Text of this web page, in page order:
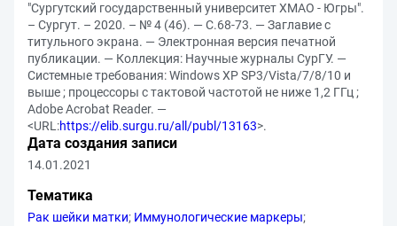
"Сургутский государственный университет ХМАО - Югры".
– Сургут. – 2020. – № 4 (46). — С.68-73. — Заглавие с
титульного экрана. — Электронная версия печатной
публикации. — Коллекция: Научные журналы СурГУ. —
Системные требования: Windows XP SP3/Vista/7/8/10 и
выше ; процессоры с тактовой частотой не ниже 1,2 ГГц ;
Adobe Acrobat Reader. —
<URL:https://elib.surgu.ru/all/publ/13163>.
Дата создания записи
14.01.2021
Тематика
Рак шейки матки; Иммунологические маркеры;